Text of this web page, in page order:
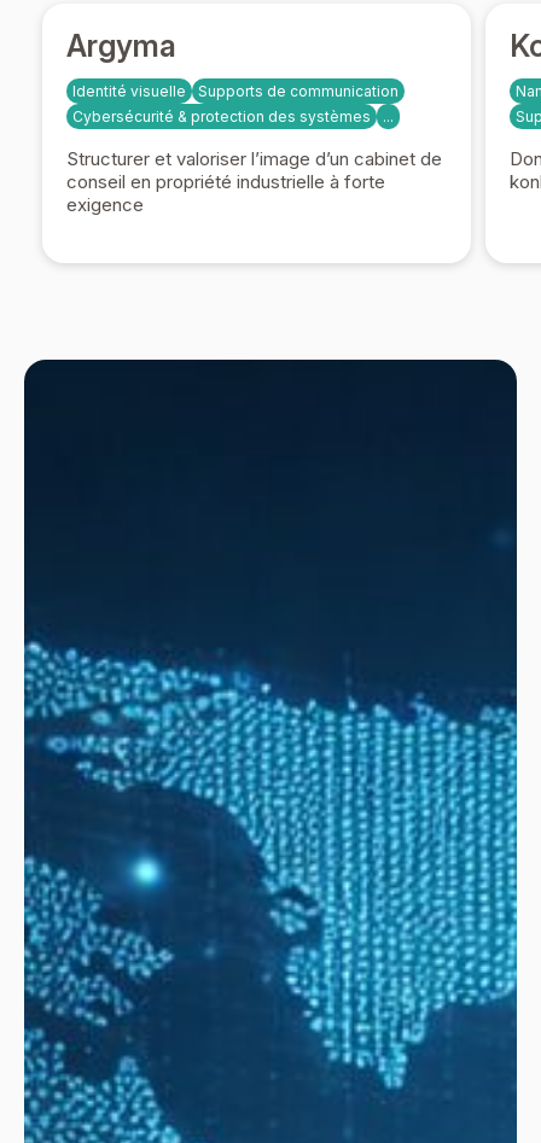
Argyma
Identité visuelle
Supports de communication
Cybersécurité & protection des systèmes
...
Structurer et valoriser l’image d’un cabinet de
conseil en propriété industrielle à forte
exigence